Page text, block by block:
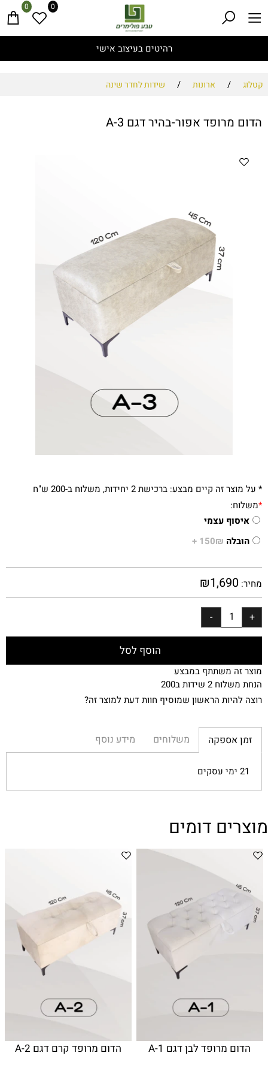
רהיטים בעיצוב אישי
0 0
קטלוג / ארונות / שידות לחדר שינה
הדום מרופד אפור-בהיר דגם A-3
* על מוצר זה קיים מבצע: ברכישת 2 יחידות, משלוח ב-200 ש"ח
*משלוח:
איסוף עצמי
הובלה 150₪ +
מחיר: ₪1,690
הוסף לסל
מוצר זה משתתף במבצע
הנחת משלוח 2 שידות ב200
רוצה להיות הראשון שמוסיף חוות דעת למוצר זה?
זמן אספקה משלוחים מידע נוסף
21 ימי עסקים
מוצרים דומים
הדום מרופד לבן דגם A-1 הדום מרופד קרם דגם A-2